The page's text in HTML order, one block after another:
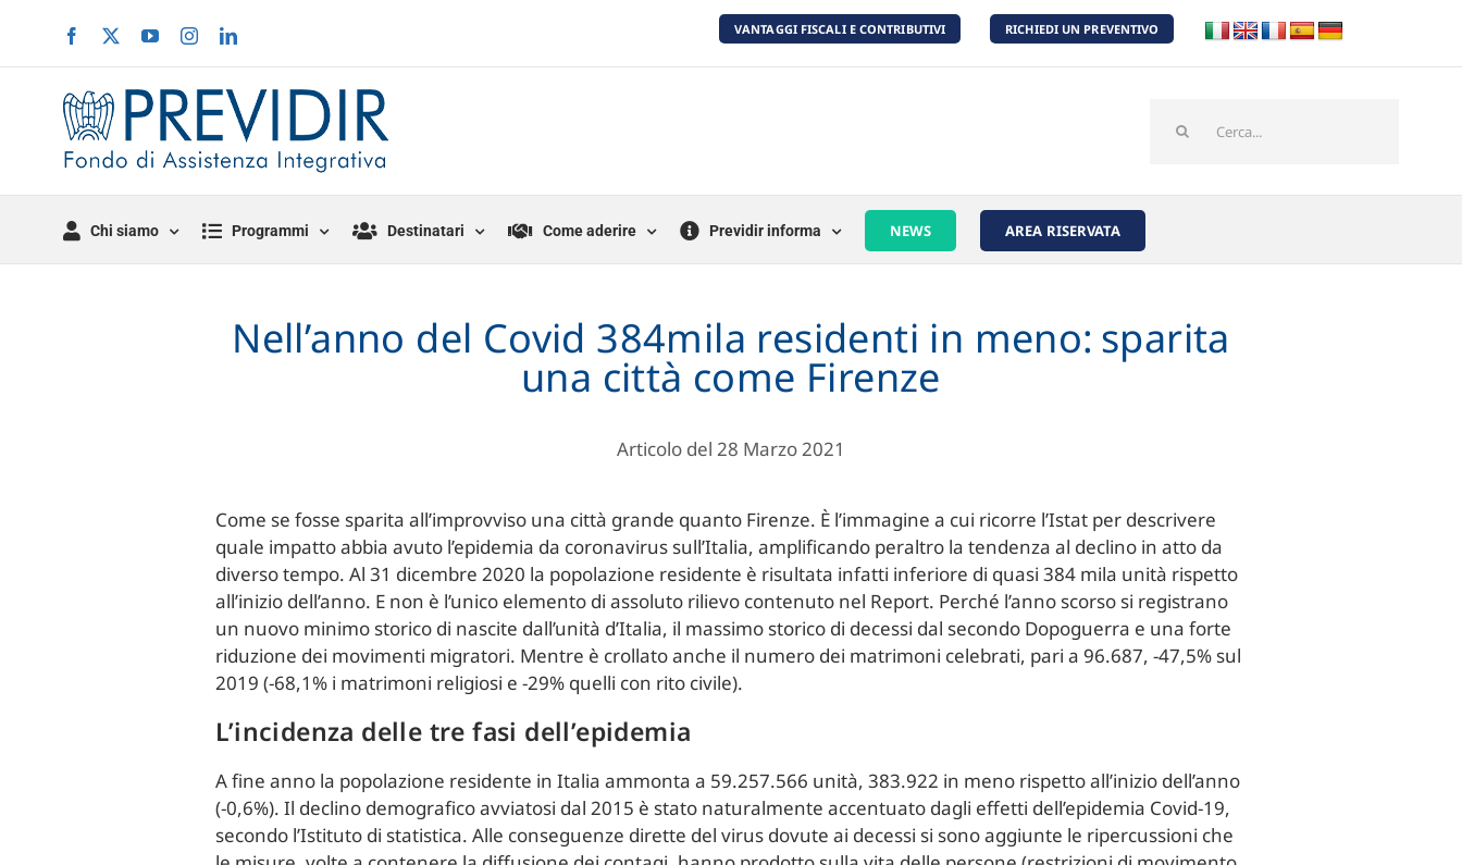
contenuto
Facebook
X YouTubeInstagramLinkedIn VANTAGGI FISCALI E CONTRIBUTIVI RICHIEDI UN PREVENTIVO
per:
Chi siamo Programmi Destinatari Come aderire Previdir informa NEWS AREA RISERVATA
Nell’anno del Covid 384mila residenti in meno: sparita
una città come Firenze
Articolo del 28 Marzo 2021
Come se fosse sparita all’improvviso una città grande quanto Firenze. È l’immagine a cui ricorre l’Istat per descrivere
quale impatto abbia avuto l’epidemia da coronavirus sull’Italia, amplificando peraltro la tendenza al declino in atto da
diverso tempo. Al 31 dicembre 2020 la popolazione residente è risultata infatti inferiore di quasi 384 mila unità rispetto
all’inizio dell’anno. E non è l’unico elemento di assoluto rilievo contenuto nel Report. Perché l’anno scorso si registrano
un nuovo minimo storico di nascite dall’unità d’Italia, il massimo storico di decessi dal secondo Dopoguerra e una forte
riduzione dei movimenti migratori. Mentre è crollato anche il numero dei matrimoni celebrati, pari a 96.687, -47,5% sul
2019 (-68,1% i matrimoni religiosi e -29% quelli con rito civile).
L’incidenza delle tre fasi dell’epidemia
A fine anno la popolazione residente in Italia ammonta a 59.257.566 unità, 383.922 in meno rispetto all’inizio dell’anno
(-0,6%). Il declino demografico avviatosi dal 2015 è stato naturalmente accentuato dagli effetti dell’epidemia Covid-19,
secondo l’Istituto di statistica. Alle conseguenze dirette del virus dovute ai decessi si sono aggiunte le ripercussioni che